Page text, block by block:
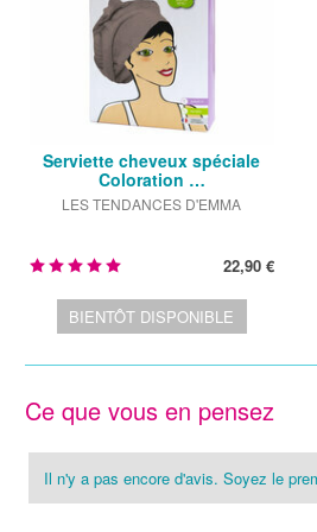
Serviette cheveux spéciale
Coloration …
LES TENDANCES D'EMMA
22,90 €
BIENTÔT DISPONIBLE
Ce que vous en pensez
Il n'y a pas encore d'avis. Soyez le